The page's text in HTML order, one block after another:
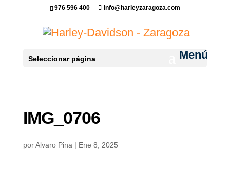
976 596 400 info@harleyzaragoza.com
Seleccionar página
IMG_0706
porAlvaro Pina | Ene 8, 2025